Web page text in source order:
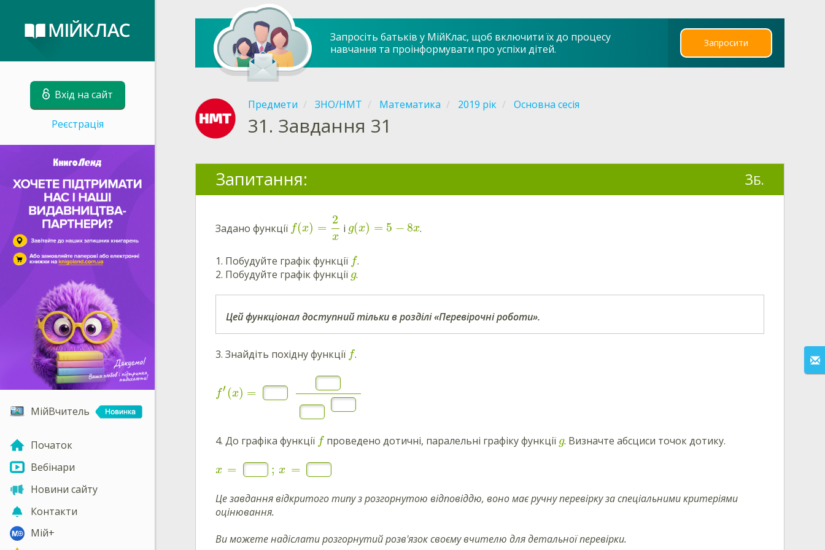
Вхід на сайт
Реєстрація
МійВчитель
Початок
Вебінари
Новини сайту
Контакти
Мій+
Запросіть батьків у МійКлас, щоб включити їх до процесу
навчання та проінформувати про успіхи дітей.
Запросити
Предмети ЗНО/НМТ Математика 2019 рік Основна сесія
31. Завдання 31
Запитання: 3Б.
Задано функції f(x) =
2
x
і g(x) = 5 − 8x.
1. Побудуйте графік функції f.
2. Побудуйте графік функції g.
Цей функціонал доступний тільки в розділі «Перевірочні роботи».
3. Знайдіть похідну функції f.
f′(x) =
4. До графіка функції f проведено дотичні, паралельні графіку функції g. Визначте абсциси точок дотику.
x = ; x =
Це завдання відкритого типу з розгорнутою відповіддю, воно має ручну перевірку за спеціальними критеріями
оцінювання.
Ви можете надіслатирозгорнутийрозв'язок своєму вчителю для детальної перевірки.